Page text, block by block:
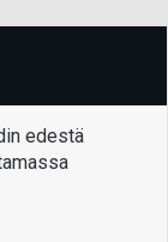
edestä